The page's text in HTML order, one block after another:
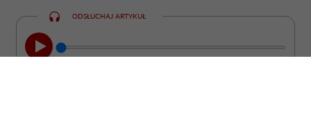
ODSŁUCHAJ ARTYKUŁ